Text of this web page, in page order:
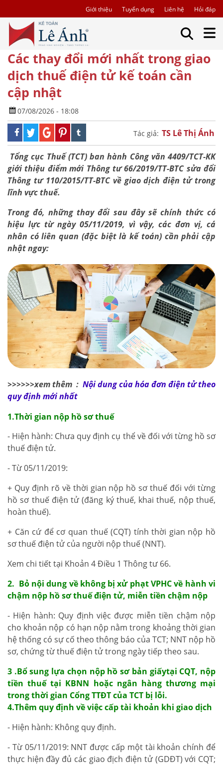
Giới thiệu Tuyển dụng Liên hệ Hỏi đáp
Các thay đổi mới nhất trong giao
dịch thuế điện tử kế toán cần
cập nhật
07/08/2026 - 18:08
Tác giả: TS Lê Thị Ánh
Tổng cục Thuế (TCT) ban hành Công văn 4409/TCT-KK
giới thiệu điểm mới Thông tư 66/2019/TT-BTC sửa đổi
Thông tư 110/2015/TT-BTC về giao dịch điện tử trong
lĩnh vực thuế.
Trong đó, những thay đổi sau đây sẽ chính thức có
hiệu lực từ ngày 05/11/2019, vì vậy, các đơn vị, cá
nhân có liên quan (đặc biệt là kế toán) cần phải cập
nhật ngay:
>>>>>>xem thêm : Nội dung của hóa đơn điện tử theo
quy định mới nhất
1.Thời gian nộp hồ sơ thuế
- Hiện hành: Chưa quy định cụ thể về đối với từng hồ sơ
thuế điện tử.
- Từ 05/11/2019:
+ Quy định rõ về thời gian nộp hồ sơ thuế đối với từng
hồ sơ thuế điện tử (đăng ký thuế, khai thuế, nộp thuế,
hoàn thuế).
+ Căn cứ để cơ quan thuế (CQT) tính thời gian nộp hồ
sơ thuế điện tử của người nộp thuế (NNT).
Xem chi tiết tại Khoản 4 Điều 1 Thông tư 66.
2. Bỏ nội dung về không bị xử phạt VPHC về hành vi
chậm nộp hồ sơ thuế điện tử, miễn tiền chậm nộp
- Hiện hành: Quy định việc được miễn tiền chậm nộp
cho khoản nộp có hạn nộp nằm trong khoảng thời gian
hệ thống có sự cố theo thông báo của TCT; NNT nộp hồ
sơ, chứng từ thuế điện tử trong ngày tiếp theo sau.
3 .Bổ sung lựa chọn nộp hồ sơ bản giấytại CQT, nộp
tiền thuế tại KBNN hoặc ngân hàng thương mại
trong thời gian Cổng TTĐT của TCT bị lỗi.
4.Thêm quy định về việc cấp tài khoản khi giao dịch
- Hiện hành: Không quy định.
- Từ 05/11/2019: NNT được cấp một tài khoản chính để
thực hiện đầy đủ các giao địch điện tử (GDĐT) với CQT;